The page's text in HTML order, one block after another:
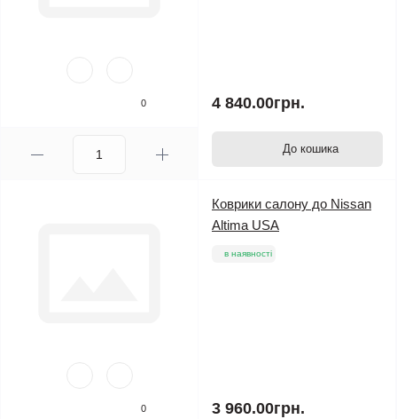
0 4 840.00грн.
До кошика
0
Коврики салону до Nissan
Altima USA
в наявності
3 960.00грн.